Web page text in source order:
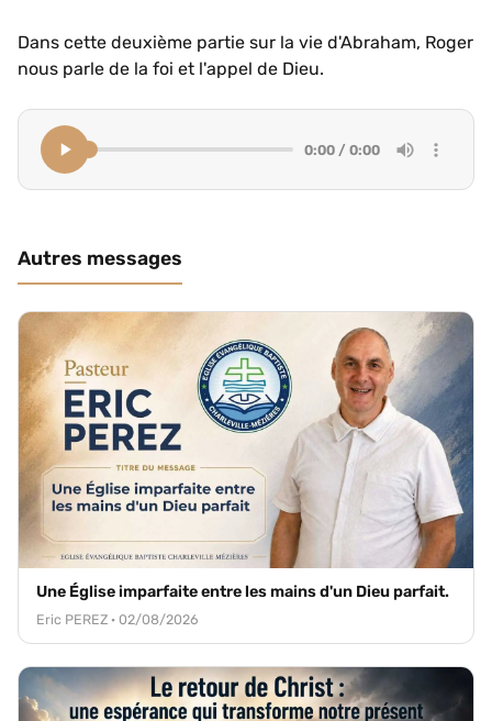
Dans cette deuxième partie sur la vie d'Abraham, Roger
nous parle de la foi et l'appel de Dieu.
0:00 / 0:00
Autres messages
Une Église imparfaite entre les mains d'un Dieu parfait.
Eric PEREZ · 02/08/2026